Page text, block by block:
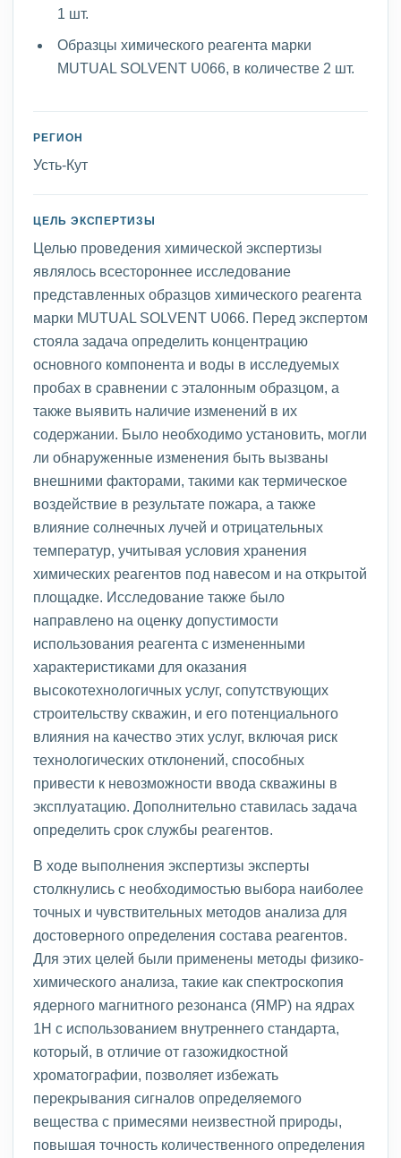
1 шт.
Образцы химического реагента марки
MUTUAL SOLVENT U066, в количестве 2 шт.
РЕГИОН
Усть-Кут
ЦЕЛЬ ЭКСПЕРТИЗЫ
Целью проведения химической экспертизы
являлось всестороннее исследование
представленных образцов химического реагента
марки MUTUAL SOLVENT U066. Перед экспертом
стояла задача определить концентрацию
основного компонента и воды в исследуемых
пробах в сравнении с эталонным образцом, а
также выявить наличие изменений в их
содержании. Было необходимо установить, могли
ли обнаруженные изменения быть вызваны
внешними факторами, такими как термическое
воздействие в результате пожара, а также
влияние солнечных лучей и отрицательных
температур, учитывая условия хранения
химических реагентов под навесом и на открытой
площадке. Исследование также было
направлено на оценку допустимости
использования реагента с измененными
характеристиками для оказания
высокотехнологичных услуг, сопутствующих
строительству скважин, и его потенциального
влияния на качество этих услуг, включая риск
технологических отклонений, способных
привести к невозможности ввода скважины в
эксплуатацию. Дополнительно ставилась задача
определить срок службы реагентов.
В ходе выполнения экспертизы эксперты
столкнулись с необходимостью выбора наиболее
точных и чувствительных методов анализа для
достоверного определения состава реагентов.
Для этих целей были применены методы физико-
химического анализа, такие как спектроскопия
ядерного магнитного резонанса (ЯМР) на ядрах
1Н с использованием внутреннего стандарта,
который, в отличие от газожидкостной
хроматографии, позволяет избежать
перекрывания сигналов определяемого
вещества с примесями неизвестной природы,
повышая точность количественного определения